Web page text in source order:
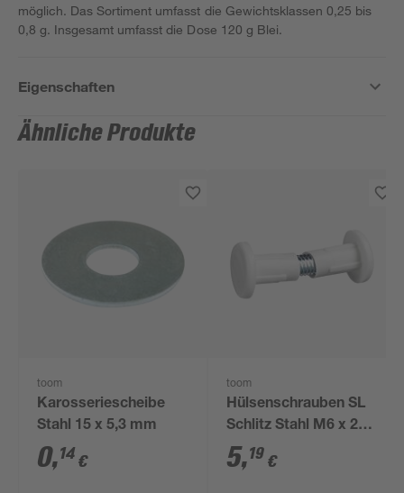
möglich. Das Sortiment umfasst die Gewichtsklassen 0,25 bis
0,8 g. Insgesamt umfasst die Dose 120 g Blei.
Eigenschaften
Ähnliche Produkte
toom
Karosseriescheibe
Stahl 15 x 5,3 mm
0,14 €
toom
Hülsenschrauben SL
Schlitz Stahl M6 x 26 -
31 mm 4 Stück
5,19 €